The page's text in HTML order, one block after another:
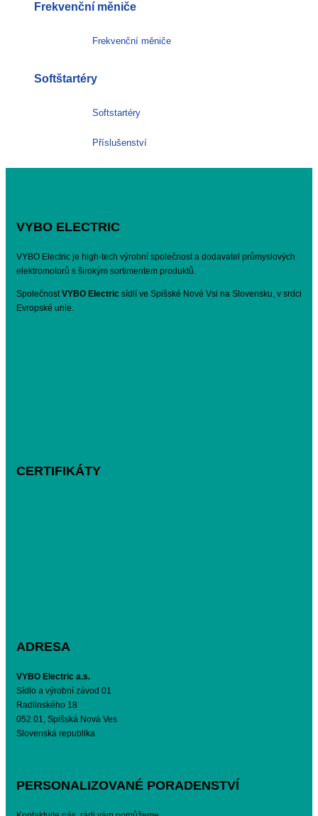
Frekvenční měniče
Frekvenční měniče
Softštartéry
Softstartéry
Příslušenství
VYBO ELECTRIC
VYBO Electric je high-tech výrobní společnost a dodavatel průmyslových
elektromotorů s širokým sortimentem produktů.
SpolečnostVYBO Electric sídlí ve Spišské Nové Vsi na Slovensku, v srdci
Evropské unie.
CERTIFIKÁTY
ADRESA
VYBO Electric a.s.
Sídlo a výrobní závod 01
Radlinského 18
052 01, Spišská Nová Ves
Slovenská republika
PERSONALIZOVANÉ PORADENSTVÍ